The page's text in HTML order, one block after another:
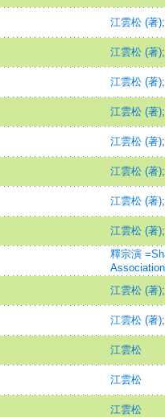
江雲松 (著)
江雲松 (著)
江雲松 (著)
江雲松 (著)
江雲松 (著)
江雲松 (著)
江雲松 (著)
江雲松 (著)
釋宗演
Association
江雲松 (著)
江雲松 (著)
江雲松
江雲松
江雲松